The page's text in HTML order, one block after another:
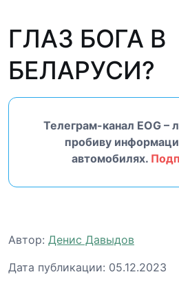
ГЛАЗ БОГА В
БЕЛАРУСИ?
Телеграм-канал EOG –
пробиву
автомобилях.
Автор: Денис Давыдов
Дата публикации: 05.12.2023